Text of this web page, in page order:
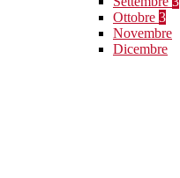
Ottobre 3
Novembre
Dicembre